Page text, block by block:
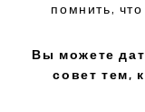
помнить,
Вы можете
совет тем,